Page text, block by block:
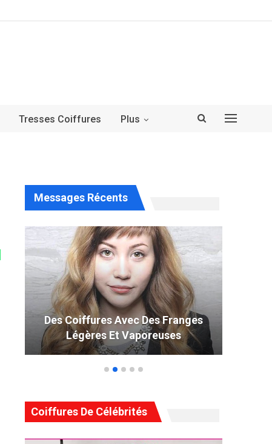
Tresses Coiffures Plus
Messages Récents
Des Coiffures Avec Des Franges
Légères Et Vaporeuses
Coiffures De Célébrités